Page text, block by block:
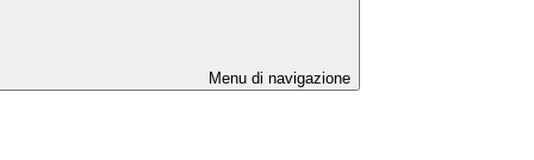
Menu di navigazione